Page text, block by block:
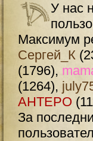
У нас
Максимум
Сергей_К
(1796),
(1264),
AHTEPO
За